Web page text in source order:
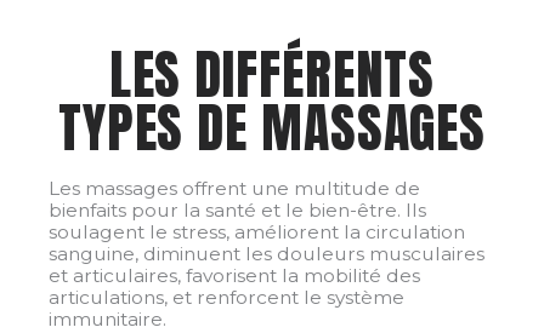
LES DIFFÉRENTS
TYPES DE MASSAGES
Les massages offrent une multitude de
bienfaits pour la santé et le bien-être. Ils
soulagent le stress, améliorent la circulation
sanguine, diminuent les douleurs musculaires
et articulaires, favorisent la mobilité des
articulations, et renforcent le système
immunitaire.